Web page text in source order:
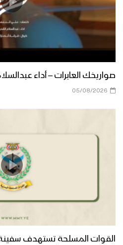
صواريخك العابرات – أداء عبدالسلام
05/08/2026